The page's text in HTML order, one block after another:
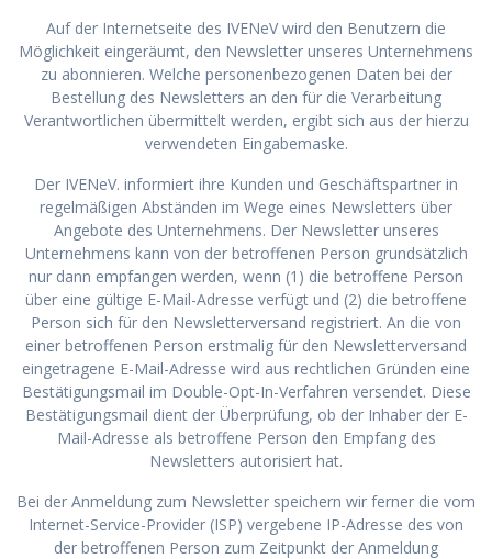
Auf der Internetseite des IVENeV wird den Benutzern die
Möglichkeit eingeräumt, den Newsletter unseres Unternehmens
zu abonnieren. Welche personenbezogenen Daten bei der
Bestellung des Newsletters an den für die Verarbeitung
Verantwortlichen übermittelt werden, ergibt sich aus der hierzu
verwendeten Eingabemaske.
Der IVENeV. informiert ihre Kunden und Geschäftspartner in
regelmäßigen Abständen im Wege eines Newsletters über
Angebote des Unternehmens. Der Newsletter unseres
Unternehmens kann von der betroffenen Person grundsätzlich
nur dann empfangen werden, wenn (1) die betroffene Person
über eine gültige E-Mail-Adresse verfügt und (2) die betroffene
Person sich für den Newsletterversand registriert. An die von
einer betroffenen Person erstmalig für den Newsletterversand
eingetragene E-Mail-Adresse wird aus rechtlichen Gründen eine
Bestätigungsmail im Double-Opt-In-Verfahren versendet. Diese
Bestätigungsmail dient der Überprüfung, ob der Inhaber der E-
Mail-Adresse als betroffene Person den Empfang des
Newsletters autorisiert hat.
Bei der Anmeldung zum Newsletter speichern wir ferner die vom
Internet-Service-Provider (ISP) vergebene IP-Adresse des von
der betroffenen Person zum Zeitpunkt der Anmeldung